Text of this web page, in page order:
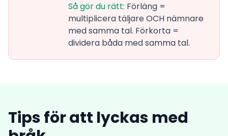
Så gör du rätt: Förläng =
multiplicera täljare OCH nämnare
med samma tal. Förkorta =
dividera båda med samma tal.
Tips för att lyckas med